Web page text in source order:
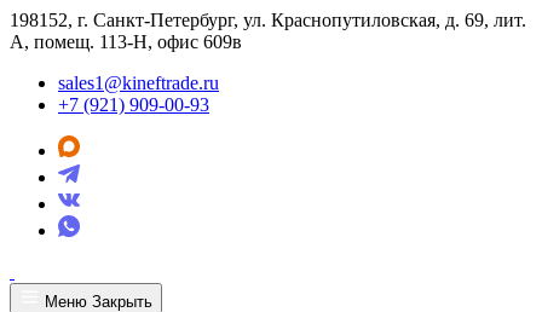
198152, г. Санкт-Петербург, ул. Краснопутиловская, д. 69, лит.
А, помещ. 113-Н, офис 609в
sales1@kineftrade.ru
+7 (921) 909-00-93
Меню Закрыть